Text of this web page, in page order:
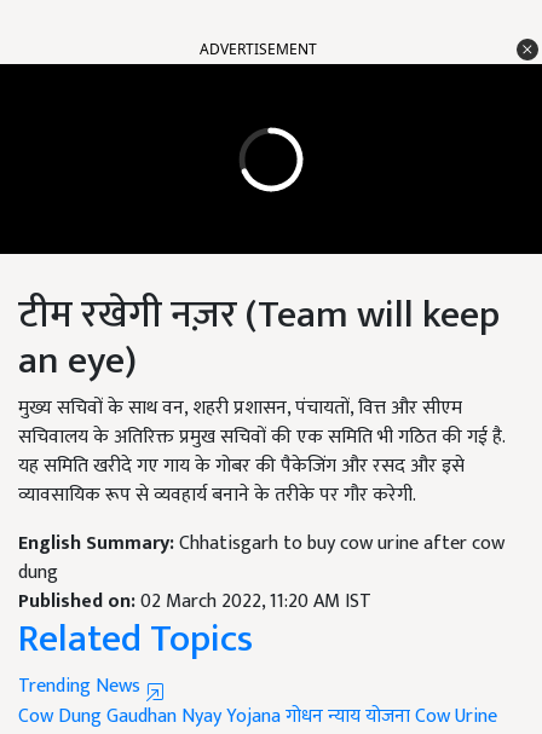
ADVERTISEMENT
टीम रखेगी नज़र (Team will keep
an eye)
मुख्य सचिवों के साथ वन, शहरी प्रशासन, पंचायतों, वित्त और सीएम
सचिवालय के अतिरिक्त प्रमुख सचिवों की एक समिति भी गठित की गई है.
यह समिति खरीदे गए गाय के गोबर की पैकेजिंग और रसद और इसे
व्यावसायिक रूप से व्यवहार्य बनाने के तरीके पर गौर करेगी.
English Summary:Chhatisgarh to buy cow urine after cow
dung
Published on:02 March 2022, 11:20 AM IST
Related Topics
Trending News
Cow DungGaudhan Nyay Yojanaगोधन न्याय योजनाCow Urine